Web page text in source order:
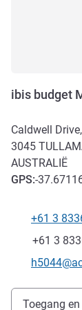
ibis budget
Caldwell
3045
AUSTRALIË
GPS:-
Telefoon
+61 3
Fax
+61 3
E-
Toegang
Toegang